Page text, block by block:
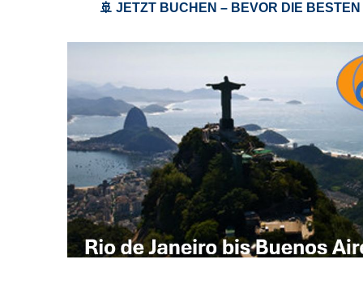
🚢 JETZT BUCHEN – BEVOR DIE